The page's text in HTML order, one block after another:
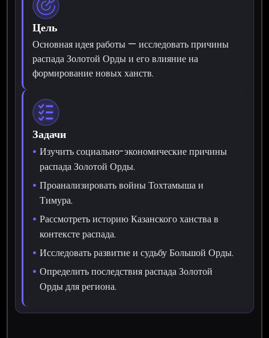
Цель
Основная идея работы — исследовать причины
распада Золотой Орды и его влияние на
формирование новых ханств.
Задачи
Изучить социально-экономические причины
распада Золотой Орды.
Проанализировать войны Тохтамыша и
Тимура.
Рассмотреть историю Казанского ханства в
контексте распада.
Исследовать развитие и судьбу Большой Орды.
Определить последствия распада Золотой
Орды для региона.